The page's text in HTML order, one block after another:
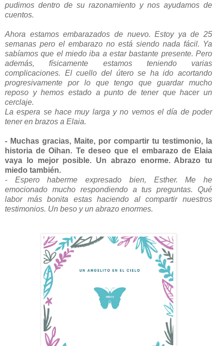
pudimos dentro de su razonamiento y nos ayudamos de
cuentos.
Ahora estamos embarazados de nuevo. Estoy ya de 25
semanas pero el embarazo no está siendo nada fácil. Ya
sabíamos que el miedo iba a estar bastante presente. Pero
además, físicamente estamos teniendo varias
complicaciones. El cuello del útero se ha ido acortando
progresivamente por lo que tengo que guardar mucho
reposo y hemos estado a punto de tener que hacer un
cerclaje.
La espera se hace muy larga y no vemos el día de poder
tener en brazos a Elaia.
- Muchas gracias, Maite, por compartir tu testimonio, la
historia de Oihan. Te deseo que el embarazo de Elaia
vaya lo mejor posible. Un abrazo enorme. Abrazo tu
miedo también.
- Espero haberme expresado bien, Esther. Me he
emocionado mucho respondiendo a tus preguntas. Qué
labor más bonita estas haciendo al compartir nuestros
testimonios. Un beso y un abrazo enormes.